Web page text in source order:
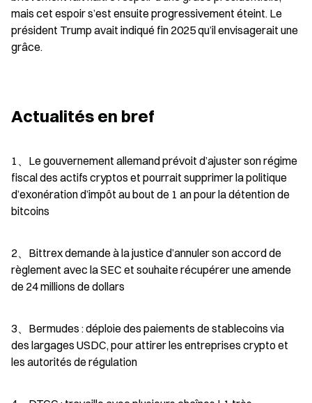
mais cet espoir s’est ensuite progressivement éteint. Le
président Trump avait indiqué fin 2025 qu’il envisagerait une
grâce.
Actualités en bref
1、Le gouvernement allemand prévoit d’ajuster son régime
fiscal des actifs cryptos et pourrait supprimer la politique
d’exonération d’impôt au bout de 1 an pour la détention de
bitcoins
2、Bittrex demande à la justice d’annuler son accord de
règlement avec la SEC et souhaite récupérer une amende
de 24 millions de dollars
3、Bermudes : déploie des paiements de stablecoins via
des largages USDC, pour attirer les entreprises crypto et
les autorités de régulation